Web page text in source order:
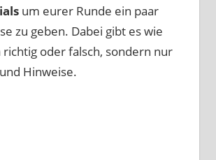
um eurer Runde ein paar
zu geben. Dabei gibt es wie
oder falsch, sondern nur
Hinweise.